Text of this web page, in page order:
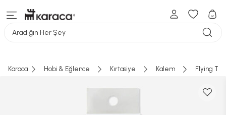
Aradığın Her Şey
Karaca Hobi & Eğlence Kırtasiye Kalem Flying